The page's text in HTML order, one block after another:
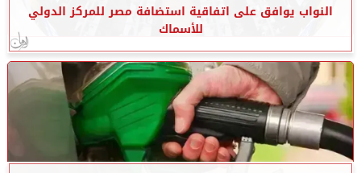
النواب يوافق على اتفاقية استضافة مصر للمركز الدولي
للأسماك